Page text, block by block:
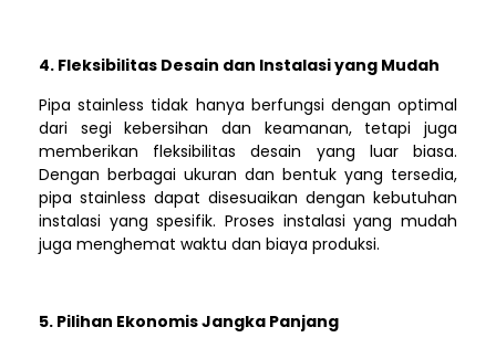
4. Fleksibilitas Desain dan Instalasi yang Mudah
Pipa stainless tidak hanya berfungsi dengan optimal
dari segi kebersihan dan keamanan, tetapi juga
memberikan fleksibilitas desain yang luar biasa.
Dengan berbagai ukuran dan bentuk yang tersedia,
pipa stainless dapat disesuaikan dengan kebutuhan
instalasi yang spesifik. Proses instalasi yang mudah
juga menghemat waktu dan biaya produksi.
5. Pilihan Ekonomis Jangka Panjang